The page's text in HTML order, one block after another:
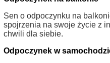
Sen o odpoczynku na
spojrzenia na swoje życie z
chwili dla siebie.
Odpoczynek w